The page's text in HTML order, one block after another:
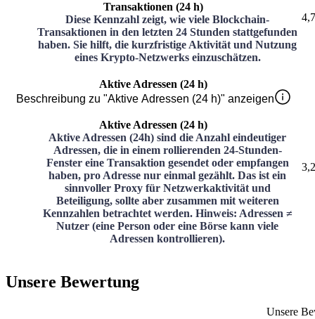
Transaktionen (24 h)
Diese Kennzahl zeigt, wie viele Blockchain-
Transaktionen in den letzten 24 Stunden stattgefunden
haben. Sie hilft, die kurzfristige Aktivität und Nutzung
eines Krypto-Netzwerks einzuschätzen.
Aktive Adressen (24 h)
Beschreibung zu "Aktive Adressen (24 h)" anzeigen
Aktive Adressen (24 h)
Aktive Adressen (24h) sind die Anzahl eindeutiger
Adressen, die in einem rollierenden 24-Stunden-
Fenster eine Transaktion gesendet oder empfangen
haben, pro Adresse nur einmal gezählt. Das ist ein
sinnvoller Proxy für Netzwerkaktivität und
Beteiligung, sollte aber zusammen mit weiteren
Kennzahlen betrachtet werden. Hinweis: Adressen ≠
Nutzer (eine Person oder eine Börse kann viele
Adressen kontrollieren).
Unsere Bewertung
Unsere